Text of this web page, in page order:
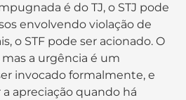
é do TJ, o STJ pode
envolvendo violação de
o STF pode ser acionado. O
mas a urgência é um
invocado formalmente, e
apreciação quando há